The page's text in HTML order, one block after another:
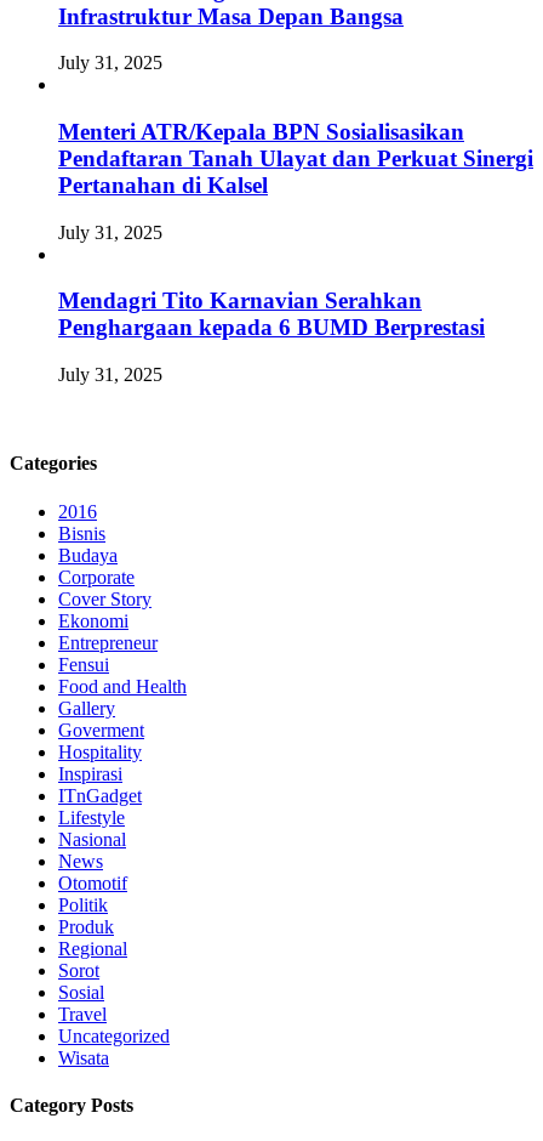
Infrastruktur Masa Depan Bangsa
July 31, 2025
Menteri ATR/Kepala BPN Sosialisasikan
Pendaftaran Tanah Ulayat dan Perkuat Sinergi
Pertanahan di Kalsel
July 31, 2025
Mendagri Tito Karnavian Serahkan
Penghargaan kepada 6 BUMD Berprestasi
July 31, 2025
Categories
2016
Bisnis
Budaya
Corporate
Cover Story
Ekonomi
Entrepreneur
Fensui
Food and Health
Gallery
Goverment
Hospitality
Inspirasi
ITnGadget
Lifestyle
Nasional
News
Otomotif
Politik
Produk
Regional
Sorot
Sosial
Travel
Uncategorized
Wisata
Category Posts